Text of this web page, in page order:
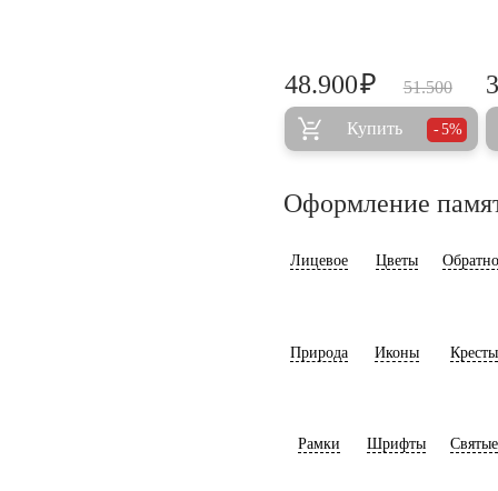
51.500
48.900₽
Купить 5%
Оформление
Лицевое Цветы
Природа Иконы Кресты
Рамки Шрифты Святые